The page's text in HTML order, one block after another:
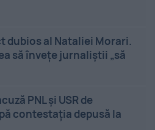
dubios al Nataliei Morari.
să înveţe jurnaliştii „să
PNL și USR de
contestația depusă la